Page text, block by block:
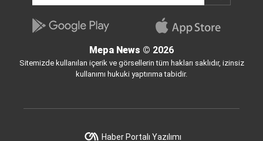
Mepa News © 2026
Sitemizde kullanılan içerik ve görsellerin tüm hakları saklıdır, izinsiz
kullanımı hukuki yaptırıma tabidir.
Haber Portalı Yazılımı